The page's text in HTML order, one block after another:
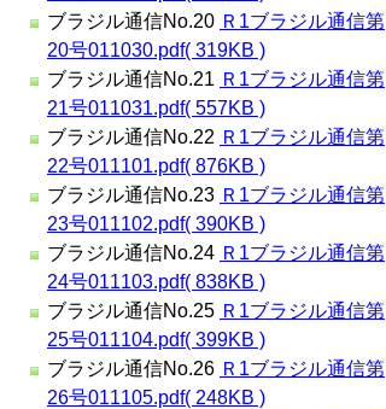
ブラジル通信No.20 Ｒ1ブラジル通信第
20号011030.pdf( 319KB )
ブラジル通信No.21 Ｒ1ブラジル通信第
21号011031.pdf( 557KB )
ブラジル通信No.22 Ｒ1ブラジル通信第
22号011101.pdf( 876KB )
ブラジル通信No.23 Ｒ1ブラジル通信第
23号011102.pdf( 390KB )
ブラジル通信No.24 Ｒ1ブラジル通信第
24号011103.pdf( 838KB )
ブラジル通信No.25 Ｒ1ブラジル通信第
25号011104.pdf( 399KB )
ブラジル通信No.26 Ｒ1ブラジル通信第
26号011105.pdf( 248KB )